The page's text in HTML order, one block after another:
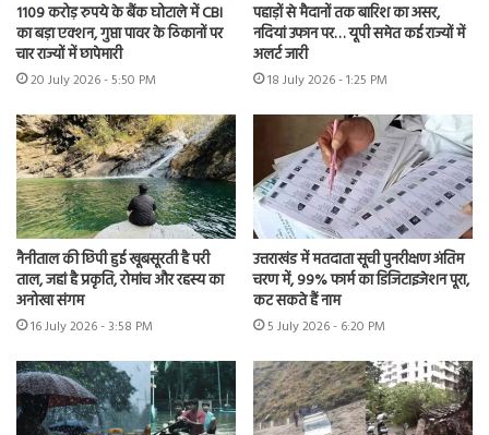
1109 करोड़ रुपये के बैंक घोटाले में CBI
का बड़ा एक्शन, गुप्ता पावर के ठिकानों पर
चार राज्यों में छापेमारी
20 July 2026 - 5:50 PM
पहाड़ों से मैदानों तक बारिश का असर,
नदियां उफान पर… यूपी समेत कई राज्यों में
अलर्ट जारी
18 July 2026 - 1:25 PM
नैनीताल की छिपी हुई खूबसूरती है परी
ताल, जहां है प्रकृति, रोमांच और रहस्य का
अनोखा संगम
16 July 2026 - 3:58 PM
उत्तराखंड में मतदाता सूची पुनरीक्षण अंतिम
चरण में, 99% फार्म का डिजिटाइजेशन पूरा,
कट सकते हैं नाम
5 July 2026 - 6:20 PM